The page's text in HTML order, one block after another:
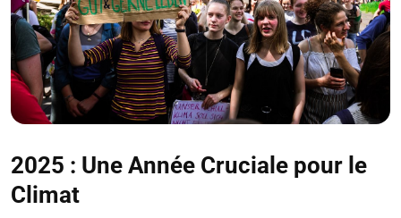
2025 : Une Année Cruciale pour le
Climat